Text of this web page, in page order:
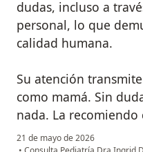
dudas, incluso a
personal, lo que
calidad humana.
Su atención
como mamá. Sin
nada. La
21 de mayo de 2026